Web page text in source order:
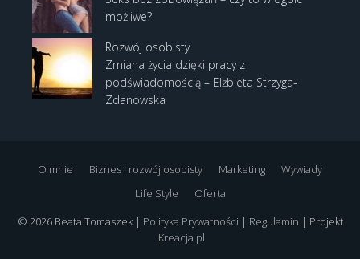
możliwe?
Rozwój osobisty
Zmiana życia dzięki pracy z
podświadomością – Elżbieta Strzyga-
Zdanowska
O mnie Biznes i rozwój osobisty Marketing
Wywiady
Life Style
Oferta
© 2026 Beata Tomaszek | Polityka Prywatności | Regulamin | Projekt
iKreacja.pl